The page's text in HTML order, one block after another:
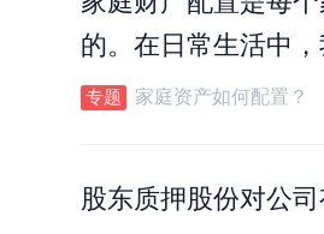
的。在日常生活中
资收入除了拿去储
产的比例呢？
专题 家庭资产如何配置？
股东质押股份对公